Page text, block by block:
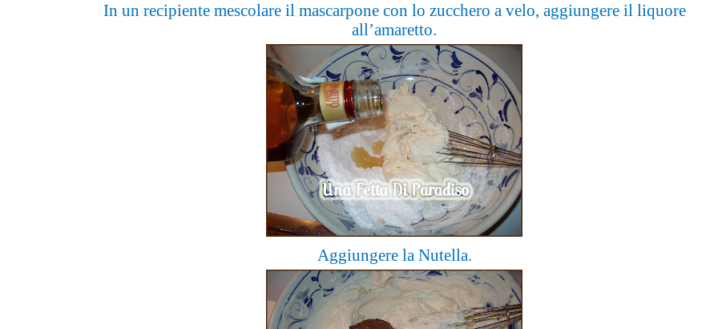
In un recipiente mescolare il mascarpone con lo zucchero a velo, aggiungere il liquore
all’amaretto.
Aggiungere la Nutella.